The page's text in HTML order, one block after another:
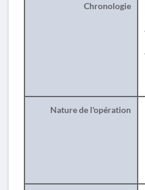
Chronologie
Nature de l'opération